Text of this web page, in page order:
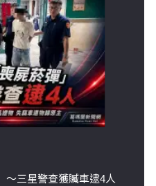
～三星警查獲贓車逮4人